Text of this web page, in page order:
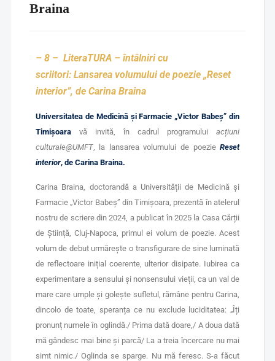
Braina
– 8 – LiteraTURA – întâlniri cu
scriitori: Lansarea volumului de poezie „Reset
interior”, de Carina Braina
Universitatea de Medicină și Farmacie „Victor Babeș” din
Timișoaravă invită, în cadrul programuluiacțiuni
culturale@UMFT, la lansarea volumului de poezieReset
interior, de Carina Braina.
Carina Braina, doctorandă a Universității de Medicină și
Farmacie „Victor Babeș” din Timișoara, prezentă în atelerul
nostru de scriere din 2024, a publicat în 2025 la Casa Cărții
de Știință, Cluj-Napoca, primul ei volum de poezie. Acest
volum de debut urmărește o transfigurare de sine luminată
de reflectoare inițial coerente, ulterior disipate. Iubirea ca
experimentare a sensului și nonsensului vieții, ca un val de
mare care umple și golește sufletul, rămâne pentru Carina,
dincolo de toate, speranța ce nu exclude luciditatea: „Îți
pronunț numele în oglindă./ Prima dată doare,/ A doua dată
mă gândesc mai bine și parcă/ La a treia încercare nu mai
simt nimic./ Oglinda se sparge. Nu mă feresc. S-a făcut